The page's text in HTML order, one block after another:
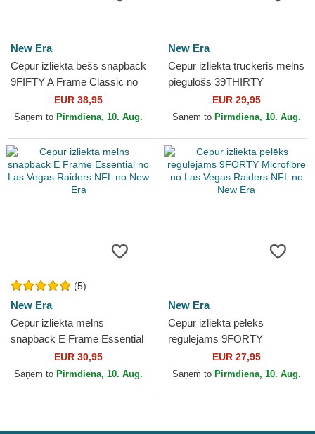
New Era
Cepur izliekta bēšs snapback
9FIFTY A Frame Classic no
Las Vegas Raiders NFL no
New Era
EUR 38,95
Saņem to Pirmdiena, 10. Aug.
New Era
Cepur izliekta truckeris melns
piegulošs 39THIRTY
Evergreen Neo no Las Vegas
Raiders NFL no New Era
EUR 29,95
Saņem to Pirmdiena, 10. Aug.
(5)
New Era
Cepur izliekta melns
snapback E Frame Essential
no Las Vegas Raiders NFL
no New Era
EUR 30,95
Saņem to Pirmdiena, 10. Aug.
New Era
Cepur izliekta pelēks
regulējams 9FORTY
Microfibre no Las Vegas
Raiders NFL no New Era
EUR 27,95
Saņem to Pirmdiena, 10. Aug.